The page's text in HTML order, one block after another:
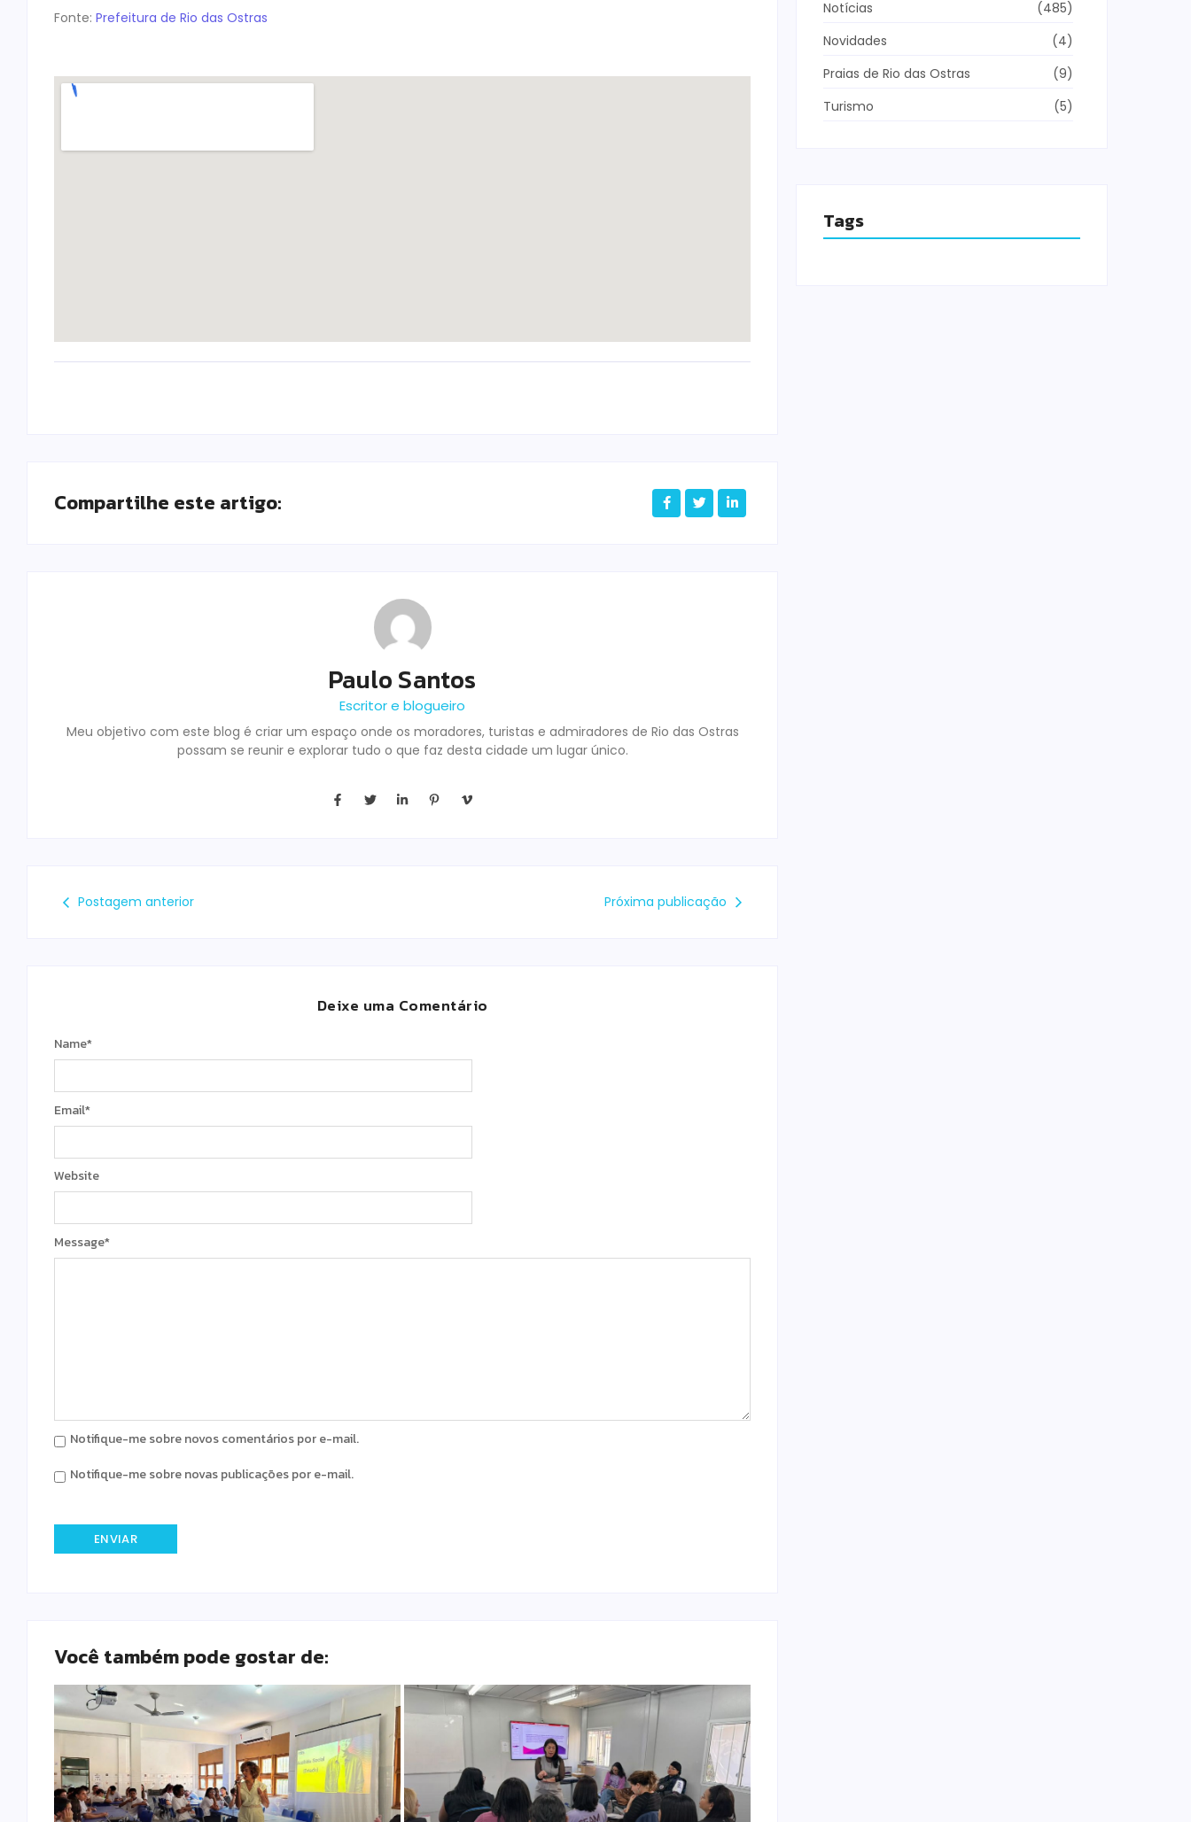
Fonte: Prefeitura de Rio das Ostras
Compartilhe este artigo:
Paulo Santos
Escritor e blogueiro
Meu objetivo com este blog é criar um espaço onde os moradores, turistas e admiradores de Rio das Ostras
possam se reunir e explorar tudo o que faz desta cidade um lugar único.
Postagem anterior Próxima publicação
Deixe uma Comentário
Message*
Name*
Email*
Website
Notifique-me sobre novos comentários por e-mail.
Notifique-me sobre novas publicações por e-mail.
Você também pode gostar de:
Notícias
(485)
Novidades
(4)
Praias de Rio das Ostras
(9)
Turismo
(5)
Tags